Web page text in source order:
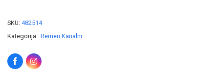
SKU: 482514
Kategorija: Remen Kanalni